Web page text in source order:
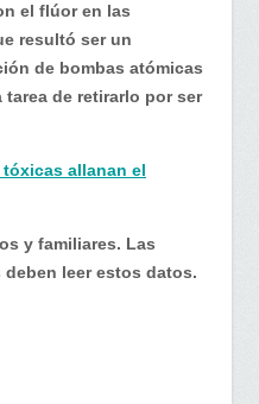
el flúor en las
resultó ser un
de bombas atómicas
de retirarlo por ser
tóxicas allanan el
y familiares. Las
leer estos datos.